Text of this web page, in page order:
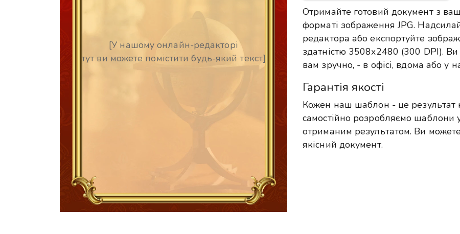
[У нашому онлайн-редакторі
тут ви можете помістити будь-який текст]
Отримайте готовий документ з
форматі зображення JPG.
редактора або експортуйте
здатністю 3508x2480 (300 DPI).
вам зручно, - в офісі, вдома або у
Гарантія якості
Кожен наш шаблон - це результат
самостійно розробляємо шаблони
отриманим результатом. Ви
якісний документ.